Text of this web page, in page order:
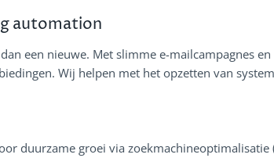
automation
een nieuwe. Met slimme e-mailcampagnes
Wij helpen met het opzetten van
duurzame groei via